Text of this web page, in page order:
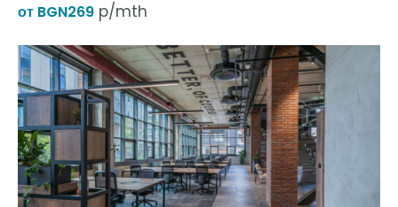
от BGN269 p/mth